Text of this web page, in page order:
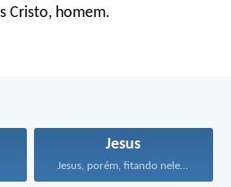
Cristo, homem.
Jesus
Jesus, porém, fitando neles...